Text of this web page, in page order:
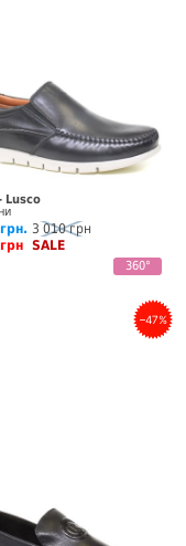
Lusco
3 010 грн
SALE
360°
–47%